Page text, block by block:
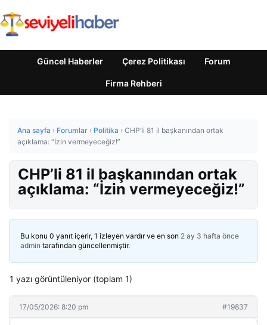
Güncel Haberler Çerez Politikası Forum
Firma Rehberi
Ana sayfa › Forumlar › Politika › CHP’li 81 il başkanından ortak
açıklama: “İzin vermeyeceğiz!”
CHP’li 81 il başkanından ortak
açıklama: “İzin vermeyeceğiz!”
Bu konu 0 yanıt içerir, 1 izleyen vardır ve en son 2 ay 3 hafta önce
admin tarafından güncellenmiştir.
1 yazı görüntüleniyor (toplam 1)
17/05/2026: 8:20 pm #19837